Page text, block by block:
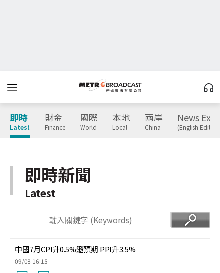
即時
Latest
財金
Finance
國際
World
本地
Local
兩岸
China
News
(English
即時新聞
Latest
中國7月CPI升0.5%遜預期 PPI升3.5%
09/08 16:15